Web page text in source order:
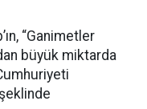
“Ganimetler
büyük miktarda